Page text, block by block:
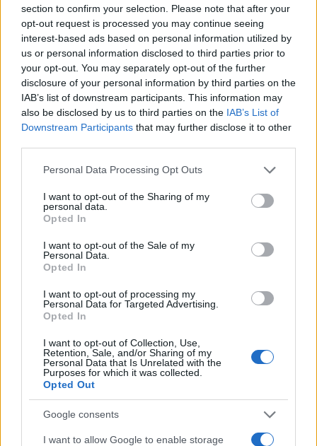
section to confirm your selection. Please note that after your
opt-out request is processed you may continue seeing
interest-based ads based on personal information utilized by
us or personal information disclosed to third parties prior to
your opt-out. You may separately opt-out of the further
disclosure of your personal information by third parties on the
IAB’s list of downstream participants. This information may
also be disclosed by us to third parties on the IAB’s List of
Downstream Participants that may further disclose it to other
Please note that this website/app uses one or more Google
not limited to your visit or usage behaviour. You may click to
grant or deny consent to Google and its third-party tags to
use your data for below specified purposes in below Google
consent section.
Personal Data Processing Opt Outs
I want to opt-out of the Sharing of my
personal data.
Opted In
I want to opt-out of the Sale of my
Personal Data.
Opted In
I want to opt-out of processing my
Personal Data for Targeted Advertising.
Opted In
I want to opt-out of Collection, Use,
Retention, Sale, and/or Sharing of my
Personal Data that Is Unrelated with the
Purposes for which it was collected.
Opted Out
Google consents
I want to allow Google to enable storage
Σασλόγλου: «Ξεχνάμε ό,τι
έγινε και προχωράμε»
Εθνική Κορασίδων: Νίκησε
με 74-65 τη Δανία και παίζει
ημιτελικό με τη Νορβηγία
Ελληνική Αναπτυξιακή Τράπεζα: Με «προίκα» 2 δισ. ευρώ
ανοίγει δρόμο για δάνεια έως 5 δισ. σε μικρομεσαίες
εκατ. ευρώ και αύξηση
κερδών 57% - Τα νέα
στοιχήματα σε low & non
alcohol
Χρηματοοικονομικός
σύμβουλος της ΔΕΗ για την
είσοδο στην πολωνική